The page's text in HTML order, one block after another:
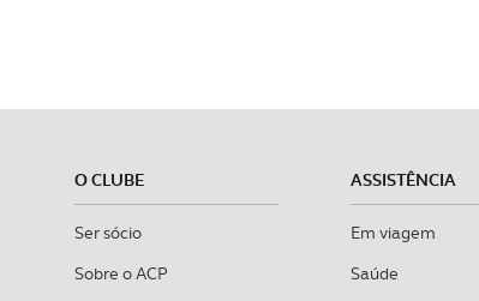
O CLUBE
Ser sócio
Sobre o ACP
ASSISTÊNCIA
Em viagem
Saúde